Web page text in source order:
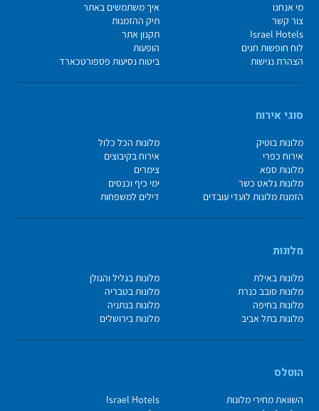
מי אנחנו
איך משתמשים באתר
צור קשר
תיק ההזמנות
Israel Hotels
תקנון אתר
לוח חופשות חגים
הופעות
הצהרת נגישות
ביטוח נסיעות פספורטכארד
סוגי אירוח
מלונות בוטיק
מלונות הכל כלול
אירוח כפרי
אירוח בקיבוצים
מלונות ספא
צימרים
מלונות גלאט כשר
ימי כיף וכנסים
הזמנת מלונות לועדי עובדים
דילים למשפחות
מלונות
מלונות באילת
מלונות בגליל והגולן
מלונות סובב כנרת
מלונות בטבריה
מלונות בחיפה
מלונות בנתניה
מלונות בתל אביב
מלונות בירושלים
הוטלס
השוואת מחירי מלונות
Israel Hotels